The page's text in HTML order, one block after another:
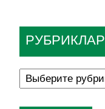
РУБРИКЛАР